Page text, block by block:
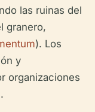
las ruinas del
granero,
). Los
y
organizaciones